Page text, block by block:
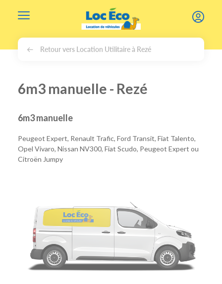
Retour vers Location Utilitaire à Rezé
6m3 manuelle - Rezé
6m3 manuelle
Peugeot Expert, Renault Trafic, Ford Transit, Fiat Talento,
Opel Vivaro, Nissan NV300, Fiat Scudo, Peugeot Expert ou
Citroën Jumpy